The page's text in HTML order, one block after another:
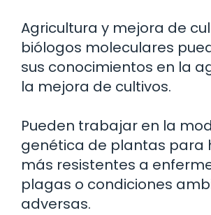
Agricultura y mejora de
biólogos moleculares
sus conocimientos en la
la mejora de cultivos.
Pueden trabajar en la
genética de plantas para
más resistentes a
plagas o condiciones
adversas.